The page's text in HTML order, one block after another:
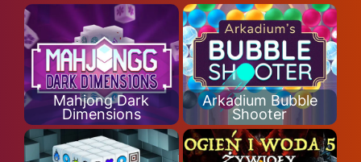
Mahjong Dark
Dimensions
Arkadium Bubble
Shooter